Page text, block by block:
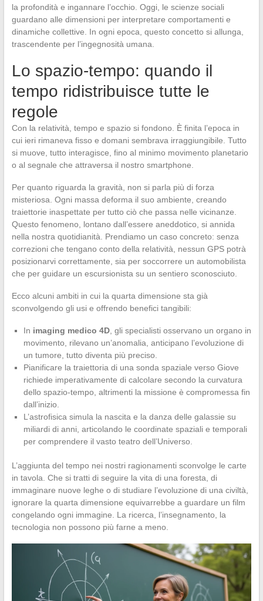
la profondità e ingannare l’occhio. Oggi, le scienze sociali
guardano alle dimensioni per interpretare comportamenti e
dinamiche collettive. In ogni epoca, questo concetto si allunga,
trascendente per l’ingegnosità umana.
Lo spazio-tempo: quando il
tempo ridistribuisce tutte le
regole
Con la relatività, tempo e spazio si fondono. È finita l’epoca in
cui ieri rimaneva fisso e domani sembrava irraggiungibile. Tutto
si muove, tutto interagisce, fino al minimo movimento planetario
o al segnale che attraversa il nostro smartphone.
Per quanto riguarda la gravità, non si parla più di forza
misteriosa. Ogni massa deforma il suo ambiente, creando
traiettorie inaspettate per tutto ciò che passa nelle vicinanze.
Questo fenomeno, lontano dall’essere aneddotico, si annida
nella nostra quotidianità. Prendiamo un caso concreto: senza
correzioni che tengano conto della relatività, nessun GPS potrà
posizionarvi correttamente, sia per soccorrere un automobilista
che per guidare un escursionista su un sentiero sconosciuto.
Ecco alcuni ambiti in cui la quarta dimensione sta già
sconvolgendo gli usi e offrendo benefici tangibili:
In imaging medico 4D, gli specialisti osservano un organo in
movimento, rilevano un’anomalia, anticipano l’evoluzione di
un tumore, tutto diventa più preciso.
Pianificare la traiettoria di una sonda spaziale verso Giove
richiede imperativamente di calcolare secondo la curvatura
dello spazio-tempo, altrimenti la missione è compromessa fin
dall’inizio.
L’astrofisica simula la nascita e la danza delle galassie su
miliardi di anni, articolando le coordinate spaziali e temporali
per comprendere il vasto teatro dell’Universo.
L’aggiunta del tempo nei nostri ragionamenti sconvolge le carte
in tavola. Che si tratti di seguire la vita di una foresta, di
immaginare nuove leghe o di studiare l’evoluzione di una civiltà,
ignorare la quarta dimensione equivarrebbe a guardare un film
congelando ogni immagine. La ricerca, l’insegnamento, la
tecnologia non possono più farne a meno.